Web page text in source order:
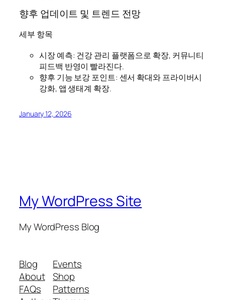
향후 업데이트 및 트렌드 전망
세부 항목
시장 예측: 건강 관리 플랫폼으로 확장, 커뮤니티
피드백 반영이 빨라진다.
향후 기능 보강 포인트: 센서 확대와 프라이버시
강화, 앱 생태계 확장.
January 12, 2026
My WordPress Site
My WordPress Blog
Blog
About
FAQs
Events
Shop
Patterns